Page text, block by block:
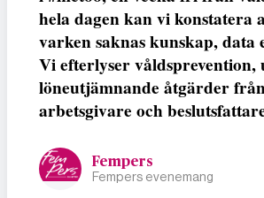
hela dagen kan vi konstatera
varken saknas kunskap, data
Vi efterlyser våldsprevention,
löneutjämnande åtgärder
arbetsgivare och
Fempers
Fempers evenemang